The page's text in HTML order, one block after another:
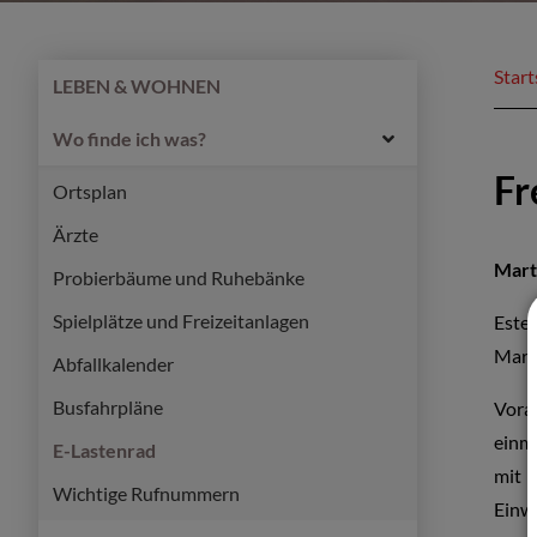
LEBEN & WOHNEN
Wo finde ich was?
Ortsplan
Ärzte
Probierbäume und Ruhebänke
Spielplätze und Freizeitanlagen
Abfallkalender
Busfahrpläne
E-Lastenrad
Wichtige Rufnummern
mit